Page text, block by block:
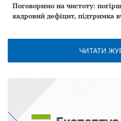
Поговоримо на чистоту:
кадровий дефіцит, підтримка
ЧИТАТИ